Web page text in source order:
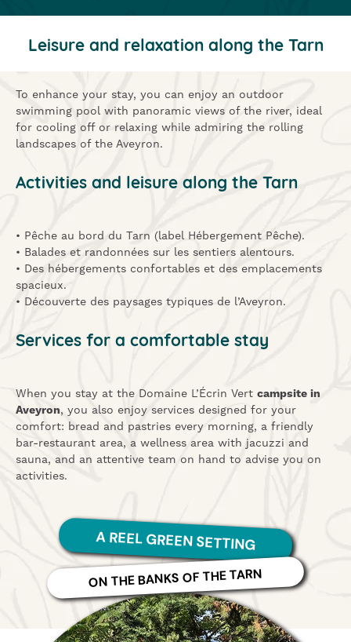
Leisure and relaxation along the Tarn
To enhance your stay, you can enjoy an outdoor
swimming pool with panoramic views of the river, ideal
for cooling off or relaxing while admiring the rolling
landscapes of the Aveyron.
Activities and leisure along the Tarn
• Pêche au bord du Tarn (label Hébergement Pêche).
• Balades et randonnées sur les sentiers alentours.
• Des hébergements confortables et des emplacements
spacieux.
• Découverte des paysages typiques de l’Aveyron.
Services for a comfortable stay
When you stay at the Domaine L’Écrin Vert campsite in
Aveyron, you also enjoy services designed for your
comfort: bread and pastries every morning, a friendly
bar-restaurant area, a wellness area with jacuzzi and
sauna, and an attentive team on hand to advise you on
activities.
A REEL GREEN SETTING
ON THE BANKS OF THE TARN